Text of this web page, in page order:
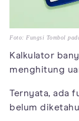
Foto: Fungsi Tombol
Kalkulator
menghitung
Ternyata, ada
belum